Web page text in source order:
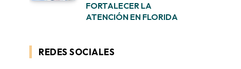
FORTALECER LA
ATENCIÓN EN FLORIDA
REDES SOCIALES